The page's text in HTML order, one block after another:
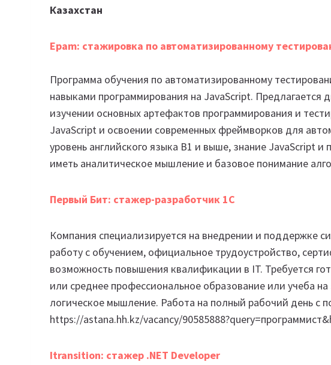
Казахстан
Epam: стажировка по автоматизированному
Программа обучения по автоматизированному
навыками программирования на JavaScript. Предлагается
изучении основных артефактов программирования и
JavaScript и освоении современных фреймворков для
уровень английского языка B1 и выше, знание JavaScript
иметь аналитическое мышление и базовое понимание
Первый Бит: стажер-разработчик 1С
Компания специализируется на внедрении и поддержке
работу с обучением, официальное трудоустройство,
возможность повышения квалификации в IT. Требуется
или среднее профессиональное образование или учеба
логическое мышление. Работа на полный рабочий день с
https://astana.hh.kz/vacancy/
Itransition: стажер .NET Developer